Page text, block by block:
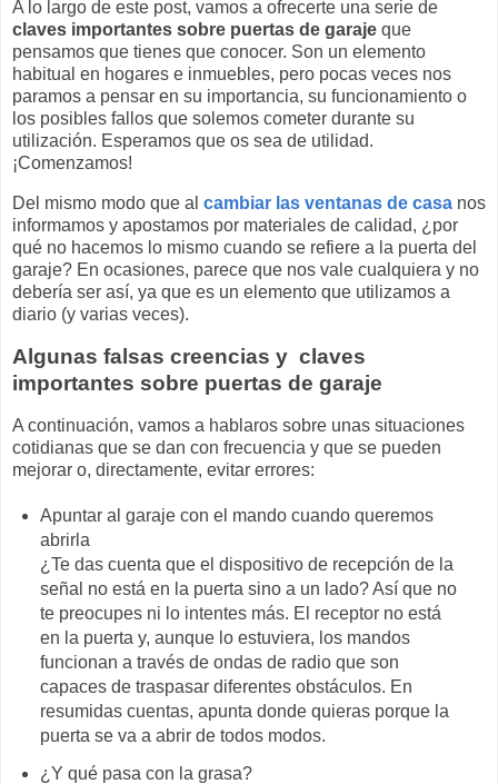
A lo largo de este post, vamos a ofrecerte una serie de
claves importantes sobre puertas de garaje que
pensamos que tienes que conocer. Son un elemento
habitual en hogares e inmuebles, pero pocas veces nos
paramos a pensar en su importancia, su funcionamiento o
los posibles fallos que solemos cometer durante su
utilización. Esperamos que os sea de utilidad.
¡Comenzamos!
Del mismo modo que al cambiar las ventanas de casa nos
informamos y apostamos por materiales de calidad, ¿por
qué no hacemos lo mismo cuando se refiere a la puerta del
garaje? En ocasiones, parece que nos vale cualquiera y no
debería ser así, ya que es un elemento que utilizamos a
diario (y varias veces).
Algunas falsas creencias y claves
importantes sobre puertas de garaje
A continuación, vamos a hablaros sobre unas situaciones
cotidianas que se dan con frecuencia y que se pueden
mejorar o, directamente, evitar errores:
Apuntar al garaje con el mando cuando queremos
abrirla
¿Te das cuenta que el dispositivo de recepción de la
señal no está en la puerta sino a un lado? Así que no
te preocupes ni lo intentes más. El receptor no está
en la puerta y, aunque lo estuviera, los mandos
funcionan a través de ondas de radio que son
capaces de traspasar diferentes obstáculos. En
resumidas cuentas, apunta donde quieras porque la
puerta se va a abrir de todos modos.
¿Y qué pasa con la grasa?